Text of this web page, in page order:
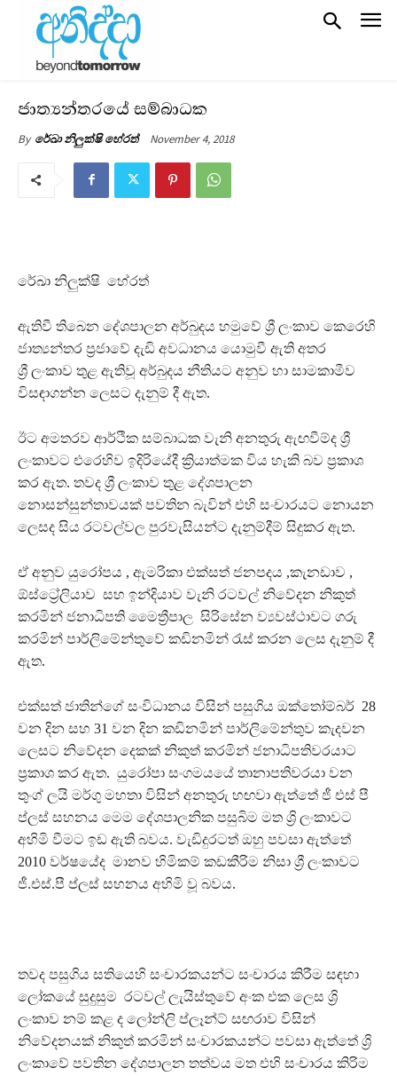
ජාත්‍යන්තරයේ සම්බාධක
By රේඛා නිලුක්ෂි හේරත් November 4, 2018
රේඛා නිලුක්ෂි හේරත්
ඇතිවී තිබෙන දේශපාලන අර්බුදය හමුවේ ශ්‍රී ලංකාව කෙරෙහි
ජාත්‍යන්තර ප්‍රජා‍වේ දැඩි අවධානය යොමුවී ඇති අතර
ශ්‍රී ලංකාව තුළ ඇතිවූ අර්බුදය නීතියට අනුව හා සාමකාමීව
විසඳාගන්න ලෙසට දැනුම් දී ඇත.
ඊට අමතරව ආර්ථික සම්බාධක වැනි අනතුරු ඇඟවීම්ද ශ්‍රී
ලංකාවට එරෙහිව ඉදිරියේදී ක්‍රියාත්මක විය හැකි බව ප්‍රකාශ
කර ඇත. තවද ශ්‍රී ලංකාව තුළ දේශපාලන
නොසන්සුන්තාවයක් පවතින බැවින් එහි සංචාරයට නොයන
ලෙසද සිය රටවල්වල පුරවැසියන්ට දැනුම්දීම් සිදුකර ඇත.
ඒ අනුව යුරෝපය , ඇමරිකා එක්සත් ජනපදය ,කැනඩාව ,
ඕස්ට්‍රේලියාව සහ ඉන්දියාව වැනි රටවල් නිවේදන නිකුත්
කරමින් ජනාධිපති මෛත්‍රීපාල සිරිසේන ව්‍යවස්ථාවට ගරු
කරමින් පාර්ලිමේන්තුවේ කඩිනමින් රැස් කරන ලෙස දැනුම් දී
ඇත.
එක්සත් ජාතින්ගේ සංවිධානය විසින් පසුගිය ඔක්තෝම්බර් 28
වන දින සහ 31 වන දින කඩිනමින් පාර්ලිමේන්තුව කැදවන
ලෙසට නිවේදන දෙකක් නිකුත් කරමින් ජනාධිපතිවරයාට
ප්‍රකාශ කර ඇත. යුරෝපා සංගමයයේ තානාපතිවරයා වන
තුංග් ලයි මර්ගු මහතා විසින් අනතුරු හඟවා ඇත්තේ ජී එස් පී
ප්ලස් සහනය මෙම දේශපාලනික පසුබිම මත ශ්‍රි ලංකාවට
අහිමි වීමට ඉඩ ඇති බවය. වැඩිදුරටත් ඔහු පවසා ඇත්තේ
2010 වර්ෂයේද මානව හිමිකම් කඩකීරිම නිසා ශ්‍රී ලංකාවට
ජී.එස්.පී ප්ලස් සහනය අහිමි වූ බවය.
තවද පසුගිය සතියෙහි සංචාරකයන්ට සංචාරය කිරීම සඳහා
ලෝකයේ සුදුසුම රටවල් ලැයිස්තුවේ අංක එක ලෙස ශ්‍රි
ලංකාව නම් කළ ද ලෝන්ලි ප්ලෑන්ට් සඟරාව විසින්
නිවේදනයක් නිකුත් කරමින් සංචාරකයන්ට පවසා ඇත්තේ ශ්‍රි
ලංකාවේ පවතින දේශපාලන තත්වය මත එහි සංචාරය කිරිම